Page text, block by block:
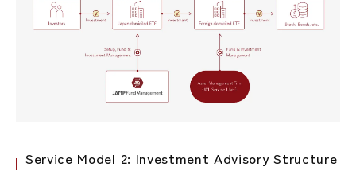
Service Model 2: Investment Advisory Structure